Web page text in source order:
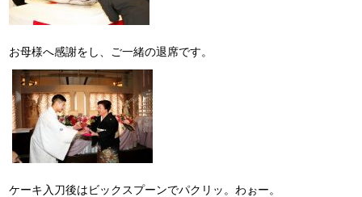
お母様へ感謝をし、ご一緒の退席です。
ケーキ入刀後はビックスプーンでパクリッ。わぉー。